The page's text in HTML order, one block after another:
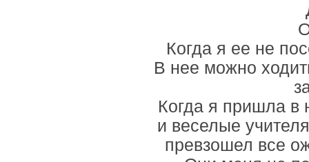
Когда я ее не
В нее можно
Когда я пришла в
и веселые
превзошел все